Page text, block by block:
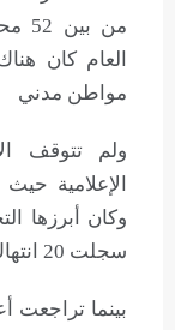
من
مواطن مدني
ولم تتوقف
وكان أبرزها
سجلت 20 انتهاك خلال الفترة التي يغطيها التقرير.
بينما تراجعت